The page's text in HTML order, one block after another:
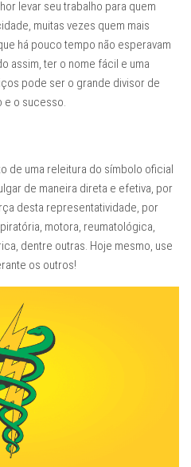
levar seu trabalho para quem
muitas vezes quem mais
há pouco tempo não esperavam
assim, ter o nome fácil e uma
pode ser o grande divisor de
e o sucesso.
de uma releitura do símbolo oficial
de maneira direta e efetiva, por
desta representatividade, por
motora, reumatológica,
dentre outras. Hoje mesmo, use
os outros!